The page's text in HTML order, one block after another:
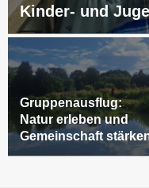
Kinder- und
Gruppenausflug:
Natur erleben und
Gemeinschaft